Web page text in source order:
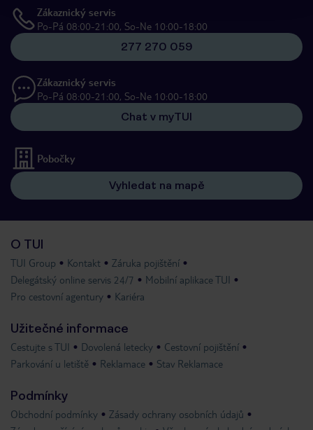
Zákaznický servis
Po-Pá 08:00-21:00, So-Ne 10:00-18:00
277 270 059
Zákaznický servis
Po-Pá 08:00-21:00, So-Ne 10:00-18:00
Chat v myTUI
Pobočky
Vyhledat na mapě
O TUI
TUI Group Kontakt
Záruka pojištění
Delegátský online servis 24/7
Mobilní aplikace TUI
Pro cestovní agentury
Kariéra
Užitečné informace
Cestujte s TUI Dovolená letecky
Cestovní pojištění
Parkování u letiště
Reklamace Stav Reklamace
Podmínky
Obchodní podmínky
Zásady ochrany osobních údajů